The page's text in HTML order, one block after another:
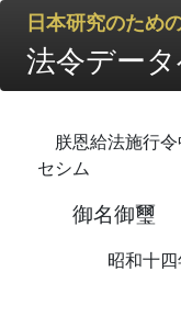
日本研究のため
法令デー
朕恩給法施行
セシム
御名御璽
昭和十